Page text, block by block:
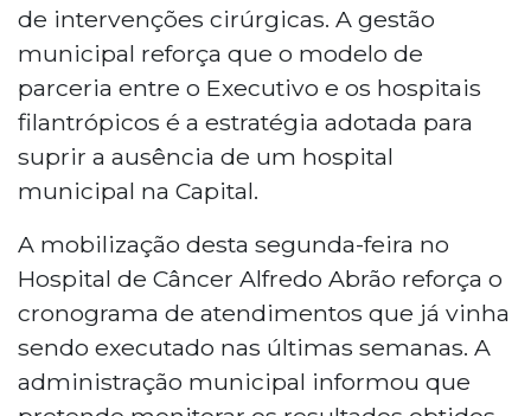
de intervenções cirúrgicas. A gestão
municipal reforça que o modelo de
parceria entre o Executivo e os hospitais
filantrópicos é a estratégia adotada para
suprir a ausência de um hospital
municipal na Capital.
A mobilização desta segunda-feira no
Hospital de Câncer Alfredo Abrão reforça o
cronograma de atendimentos que já vinha
sendo executado nas últimas semanas. A
administração municipal informou que